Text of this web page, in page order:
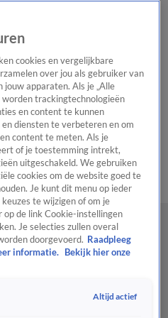
Het beste van Hart
Tip de
Tip de redactiePanelVideo's
cookies en vergelijkbare
over jou als gebruiker van
jouw apparaten. Als je „Alle
trackingtechnologieën
en content te kunnen
diensten te verbeteren en om
content te meten. Als je
of je toestemming intrekt,
uitgeschakeld. We gebruiken
cookies om de website goed te
Je kunt dit menu op ieder
te wijzigen of om je
de link Cookie-instellingen
Je selecties zullen overal
doorgevoerd. Raadpleeg
informatie.
Bekijk hier onze
Altijd actief